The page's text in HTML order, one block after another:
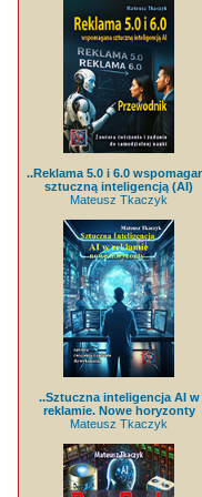
..Reklama 5.0 i 6.0
sztuczną inteligencją (AI)
Mateusz Tkaczyk
..Sztuczna inteligencja AI w
reklamie. Nowe horyzonty
Mateusz Tkaczyk